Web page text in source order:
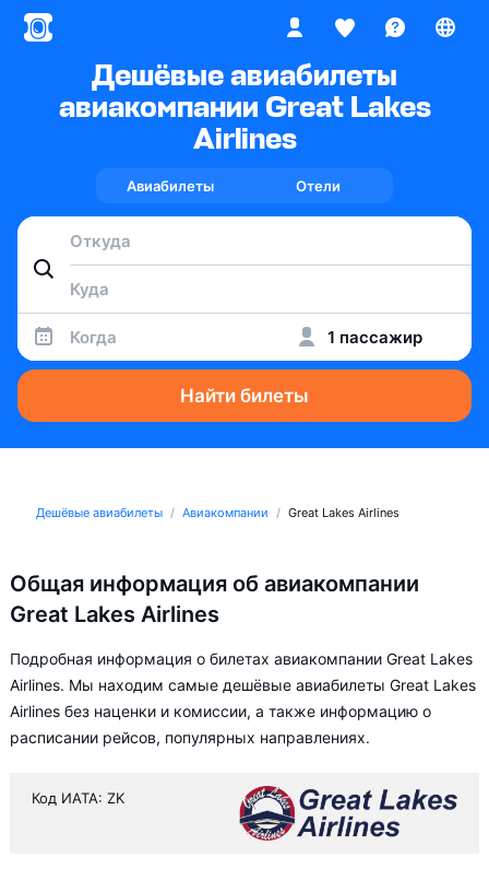
Дешёвые авиабилеты
авиакомпании Great Lakes
Airlines
Авиабилеты Отели
Когда 1 пассажир
Найти билеты
Дешёвые авиабилеты Авиакомпании Great Lakes Airlines
Общая информация об авиакомпании
Great Lakes Airlines
Подробная информация о билетах авиакомпании Great Lakes
Airlines. Мы находим самые дешёвые авиабилеты Great Lakes
Airlines без наценки и комиссии, а также информацию о
расписании рейсов, популярных направлениях.
Код ИАТА: ZK